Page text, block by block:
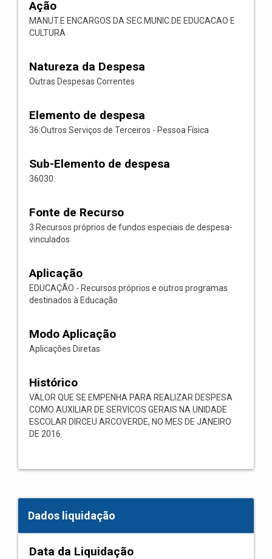
Ação
MANUT.E ENCARGOS DA SEC.MUNIC.DE EDUCACAO E
CULTURA
Natureza da Despesa
Outras Despesas Correntes
Elemento de despesa
36:Outros Serviços de Terceiros - Pessoa Física
Sub-Elemento de despesa
36030:
Fonte de Recurso
3:Recursos próprios de fundos especiais de despesa-
vinculados
Aplicação
EDUCAÇÃO - Recursos próprios e outros programas
destinados à Educação
Modo Aplicação
Aplicações Diretas
Histórico
VALOR QUE SE EMPENHA PARA REALIZAR DESPESA
COMO AUXILIAR DE SERVICOS GERAIS NA UNIDADE
ESCOLAR DIRCEU ARCOVERDE, NO MES DE JANEIRO
DE 2016.
Dados liquidação
Data da Liquidação